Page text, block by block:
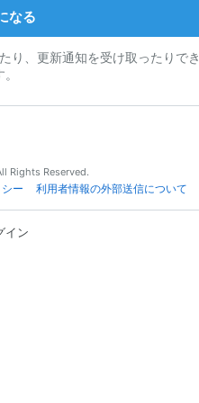
なる
り、更新通知を受け取ったりでき
Rights Reserved.
ー 利用者情報の外部送信について
イン